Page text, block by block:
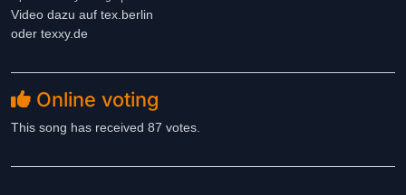
Video dazu auf tex.berlin
oder texxy.de
Online voting
This song has received 87 votes.